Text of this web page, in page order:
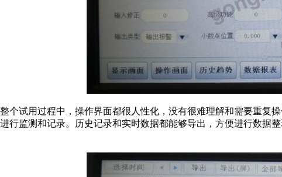
整个试用过程中，操作界面都很人性化，没有很难理解和需要重复
进行监测和记录。历史记录和实时数据都能够导出，方便进行数据整